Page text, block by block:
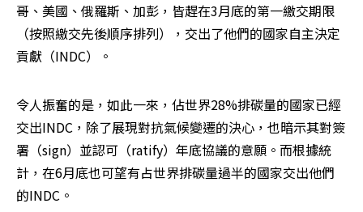
哥、美國、俄羅斯、加彭，皆趕在3月底的第一繳交期限
（按照繳交先後順序排列），交出了他們的國家自主決定
貢獻（INDC）。
令人振奮的是，如此一來，佔世界28%排碳量的國家已經
交出INDC，除了展現對抗氣候變遷的決心，也暗示其對簽
署（sign）並認可（ratify）年底協議的意願。而根據統
計，在6月底也可望有占世界排碳量過半的國家交出他們
的INDC。